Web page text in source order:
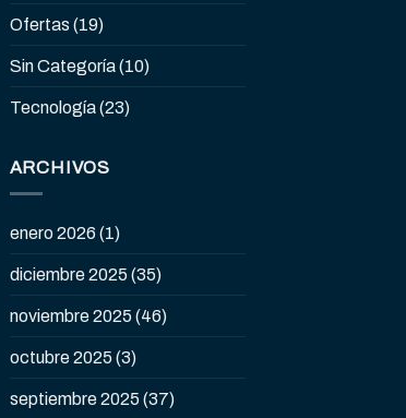
Ofertas (19)
Sin Categoría(10)
Tecnología(23)
ARCHIVOS
enero 2026 (1)
diciembre 2025 (35)
noviembre 2025 (46)
octubre 2025 (3)
septiembre 2025 (37)